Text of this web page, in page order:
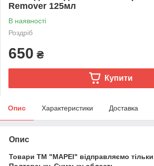
Remover 125мл
В наявності
Роздріб
650 ₴
Купити
Опис Характеристики Доставка
Опис
Товари ТМ "МАРЕІ" відправляємо тільки